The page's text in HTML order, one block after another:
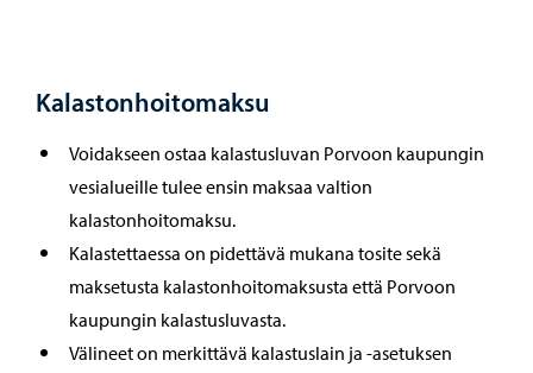
Kalastonhoitomaksu
Voidakseen ostaa kalastusluvan Porvoon kaupungin
vesialueille tulee ensin maksaa valtion
kalastonhoitomaksu.
Kalastettaessa on pidettävä mukana tosite sekä
maksetusta kalastonhoitomaksusta että Porvoon
kaupungin kalastusluvasta.
Välineet on merkittävä kalastuslain ja -asetuksen